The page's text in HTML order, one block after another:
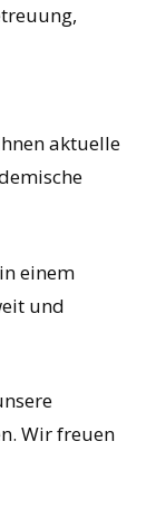
aktuelle
einem
und
Wir freuen